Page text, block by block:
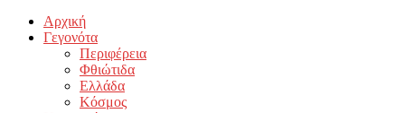
Facebook
Twitter
Instagram
Youtube
Email
Αρχική
Γεγονότα
Περιφέρεια
Φθιώτιδα
Ελλάδα
Κόσμος